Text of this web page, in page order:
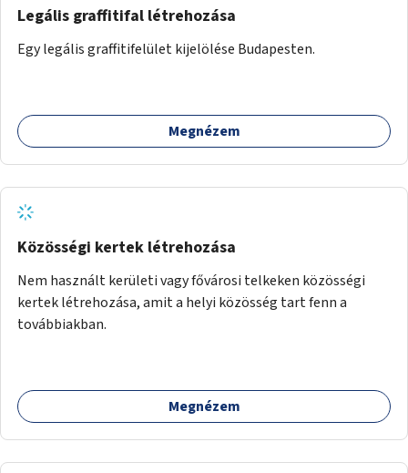
Legális graffitifal létrehozása
Egy legális graffitifelület kijelölése Budapesten.
Megnézem
Közösségi kertek létrehozása
Nem használt kerületi vagy fővárosi telkeken közösségi
kertek létrehozása, amit a helyi közösség tart fenn a
továbbiakban.
Megnézem